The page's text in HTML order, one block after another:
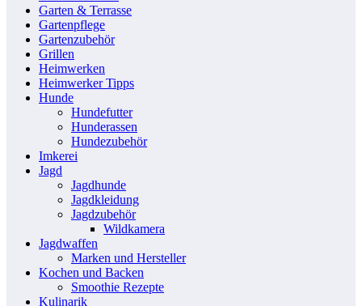
Garten & Terrasse
Gartenpflege
Gartenzubehör
Grillen
Heimwerken
Heimwerker Tipps
Hunde
Hundefutter
Hunderassen
Hundezubehör
Imkerei
Jagd
Jagdhunde
Jagdkleidung
Jagdzubehör
Wildkamera
Jagdwaffen
Marken und Hersteller
Kochen und Backen
Smoothie Rezepte
Kulinarik